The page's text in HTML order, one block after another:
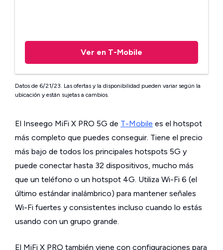
Ver en T-Mobile
Datos de 6/21/23. Las ofertas y la disponibilidad pueden variar según la
ubicación y están sujetas a cambios.
El Inseego MiFi X PRO 5G de T-Mobile es el hotspot
más completo que puedes conseguir. Tiene el precio
más bajo de todos los principales hotspots 5G y
puede conectar hasta 32 dispositivos, mucho más
que un teléfono o un hotspot 4G. Utiliza Wi-Fi 6 (el
último estándar inalámbrico) para mantener señales
Wi-Fi fuertes y consistentes incluso cuando lo estás
usando con un grupo grande.
El MiFi X PRO también viene con configuraciones para